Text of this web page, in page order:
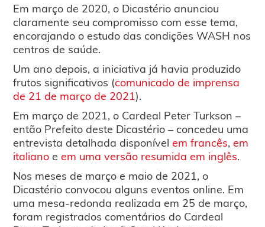
Em março de 2020, o Dicastério anunciou
claramente seu compromisso com esse tema,
encorajando o estudo das condições WASH nos
centros de saúde.
Um ano depois, a iniciativa já havia produzido
frutos significativos (comunicado de imprensa
de 21 de março de 2021).
Em março de 2021, o Cardeal Peter Turkson –
então Prefeito deste Dicastério – concedeu uma
entrevista detalhada disponívelem francês,em
italiano eem uma versão resumida em inglês.
Nos meses de março e maio de 2021, o
Dicastério convocou alguns eventos online. Em
uma mesa-redonda realizada em 25 de março,
foram registrados comentários do Cardeal